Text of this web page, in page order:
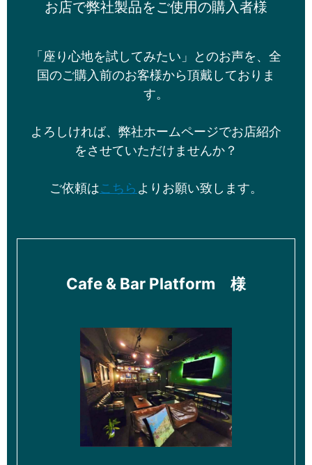
お店で弊社製品をご使用の購入者様
「座り心地を試してみたい」とのお声を、全
国のご購入前のお客様から頂戴しておりま
す。
よろしければ、弊社ホームページでお店紹介
をさせていただけませんか？
ご依頼はこちら よりお願い致します。
Cafe & Bar Platform 様